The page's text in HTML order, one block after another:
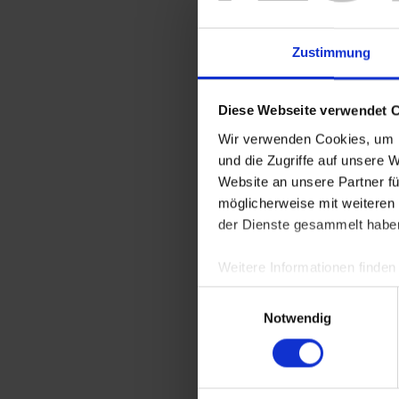
Zustimmung
Diese Webseite verwendet
Wir verwenden Cookies,
und die Zugriffe auf unsere
Website an unsere Partner
möglicherweise mit
der Dienste gesammelt
Weitere Informationen
Notwendig
Preisanstieg
klingen
Mit dem von
die
sich also
So wurde vor